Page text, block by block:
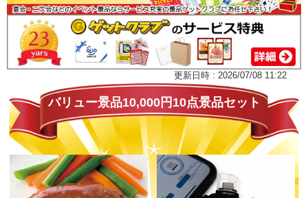
更新日時 : 2026/07/08 11:22
バリュー景品10,000円10点景品セット